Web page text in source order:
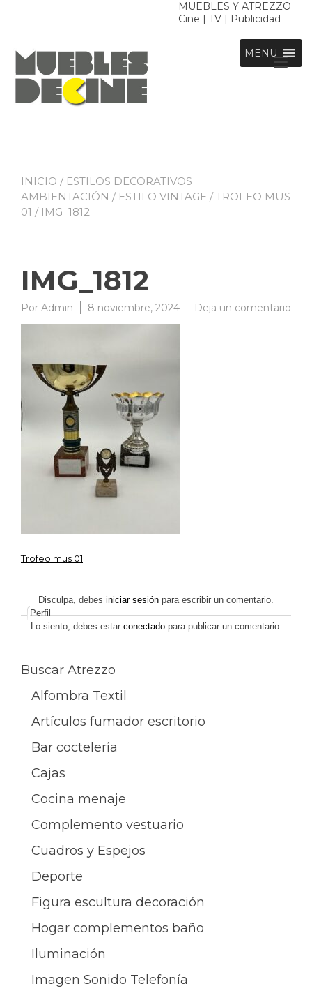
MUEBLES Y ATREZZO
Cine | TV | Publicidad
MENU
INICIO / ESTILOS DECORATIVOS
AMBIENTACIÓN / ESTILO VINTAGE /TROFEO MUS
01 / IMG_1812
IMG_1812
Por Admin 8 noviembre, 2024 Deja un comentario
Navegación
de
entradas
Trofeo mus 01
Disculpa, debes iniciar sesión para escribir un comentario.
Perfil
Lo siento, debes estar conectadopara publicar un comentario.
Buscar Atrezzo
Alfombra Textil
Artículos fumador escritorio
Bar coctelería
Cajas
Cocina menaje
Complemento vestuario
Cuadros y Espejos
Deporte
Figura escultura decoración
Hogar complementos baño
Iluminación
Imagen Sonido Telefonía